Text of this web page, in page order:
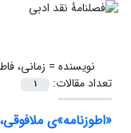
نویسنده = زمانی،
تعداد مقالات:
1
«اطوزنامه»‌ی